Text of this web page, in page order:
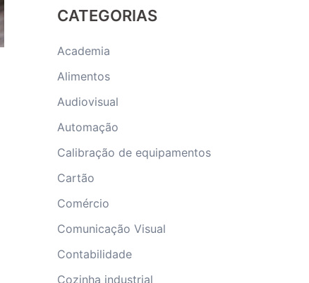
CATEGORIAS
Academia
Alimentos
Audiovisual
Automação
Calibração de equipamentos
Cartão
Comércio
Comunicação Visual
Contabilidade
Cozinha industrial